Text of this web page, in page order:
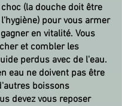
(la douche doit être
pour vous armer
en vitalité. Vous
et combler les
perdus avec de l'eau.
eau ne doivent pas être
boissons
devez vous reposer